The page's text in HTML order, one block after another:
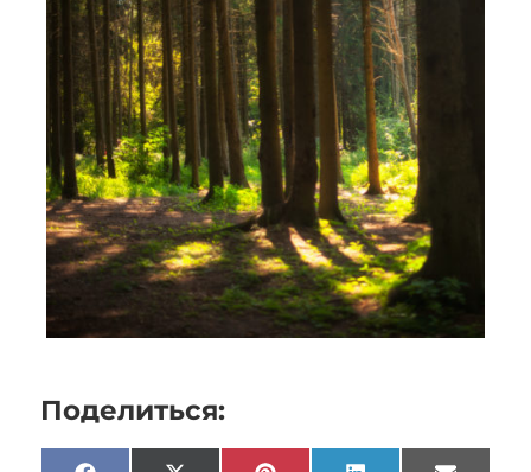
Поделиться: